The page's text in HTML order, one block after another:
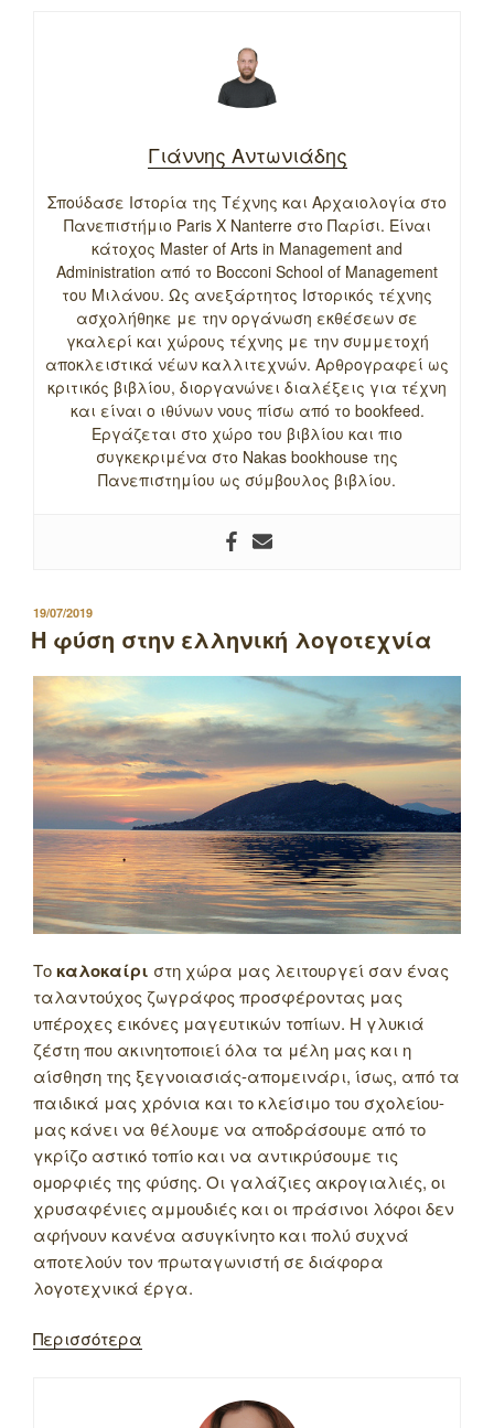
Γιάννης Αντωνιάδης
Σπούδασε Ιστορία της Τέχνης και Αρχαιολογία στο
Πανεπιστήμιο Paris X Nanterre στο Παρίσι. Είναι
κάτοχος Master of Arts in Management and
Administration από το Bocconi School of Management
του Μιλάνου. Ως ανεξάρτητος Ιστορικός τέχνης
ασχολήθηκε με την οργάνωση εκθέσεων σε
γκαλερί και χώρους τέχνης με την συμμετοχή
αποκλειστικά νέων καλλιτεχνών. Αρθρογραφεί ως
κριτικός βιβλίου, διοργανώνει διαλέξεις για τέχνη
και είναι ο ιθύνων νους πίσω από το bookfeed.
Εργάζεται στο χώρο του βιβλίου και πιο
συγκεκριμένα στο Nakas bookhouse της
Πανεπιστημίου ως σύμβουλος βιβλίου.
ΔΗΜΟΣΙΕΥΤΗΚΕ
ΣΤΙΣ
19/07/2019
Η φύση στην ελληνική λογοτεχνία
Τοκαλοκαίρι στη χώρα μας λειτουργεί σαν ένας
ταλαντούχος ζωγράφος προσφέροντας μας
υπέροχες εικόνες μαγευτικών τοπίων. Η γλυκιά
ζέστη που ακινητοποιεί όλα τα μέλη μας και η
αίσθηση της ξεγνοιασιάς-απομεινάρι, ίσως, από τα
παιδικά μας χρόνια και το κλείσιμο του σχολείου-
μας κάνει να θέλουμε να αποδράσουμε από το
γκρίζο αστικό τοπίο και να αντικρύσουμε τις
ομορφιές της φύσης. Οι γαλάζιες ακρογιαλιές, οι
χρυσαφένιες αμμουδιές και οι πράσινοι λόφοι δεν
αφήνουν κανένα ασυγκίνητο και πολύ συχνά
αποτελούν τον πρωταγωνιστή σε διάφορα
λογοτεχνικά έργα.
Περισσότερα